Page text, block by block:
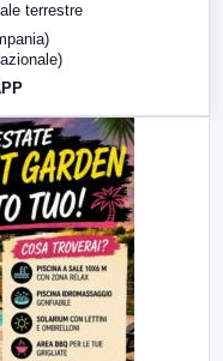
LabNews (replica)
terrestre